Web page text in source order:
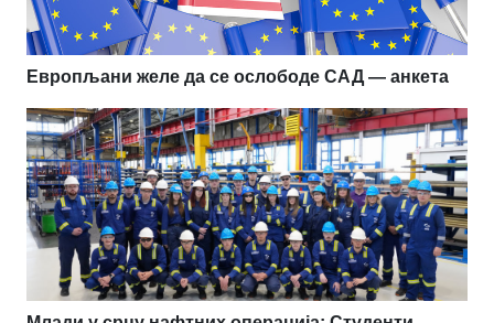
Европљани желе да се ослободе САД — анкета